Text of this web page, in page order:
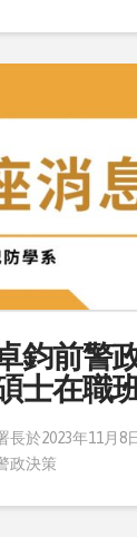
鈞前警
士在職
長於2023年11月8
政決策